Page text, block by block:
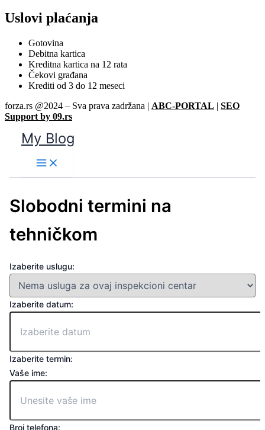
Uslovi plaćanja
Gotovina
Debitna kartica
Kreditna kartica na 12 rata
Čekovi građana
Krediti od 3 do 12 meseci
forza.rs @2024 – Sva prava zadržana | ABC-PORTAL | SEO
Support by 09.rs